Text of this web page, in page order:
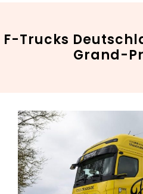
F-Trucks
Grand-